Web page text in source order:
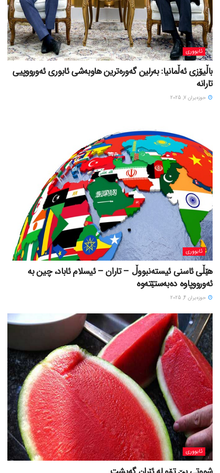
ئابووری
باڵیۆزی ئەڵمانیا: بەرلین گەورەترین هاوبەشی ئابوری ئەورووپیی
تارانە
حوزه‌یران 7, 2025
ئابووری
هێڵی ئاسنی ئیستەنبووڵ – تاران – ئیسلام ئاباد، چین بە
ئەورووپاوە دەبەستێتەوە
حوزه‌یران 4, 2025
ئابووری